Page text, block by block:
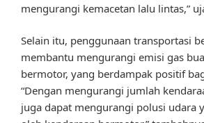
mengurangi kemacetan lalu lintas,”
Selain itu, penggunaan transportasi
membantu mengurangi emisi gas
bermotor, yang berdampak positif
“Dengan mengurangi jumlah
juga dapat mengurangi polusi udara